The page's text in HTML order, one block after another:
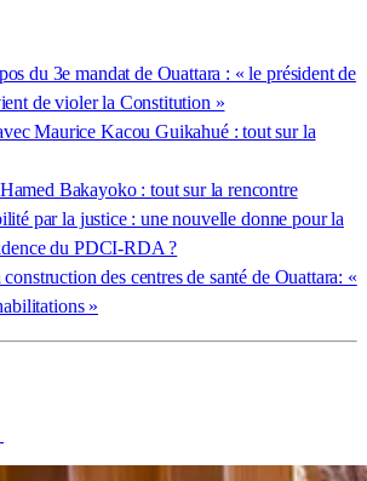
du 3e mandat de Ouattara : « le président de
de violer la Constitution »
Maurice Kacou Guikahué : tout sur la
Bakayoko : tout sur la rencontre
par la justice : une nouvelle donne pour la
du PDCI-RDA ?
des centres de santé de Ouattara: «
»